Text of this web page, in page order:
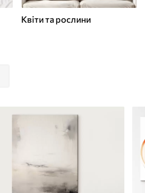
Квіти та рослини